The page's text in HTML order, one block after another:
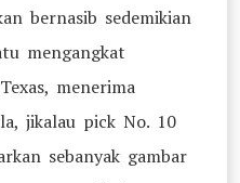
bernasib sedemikian
mengangkat
menerima
jikalau pick No. 10
sebanyak gambar